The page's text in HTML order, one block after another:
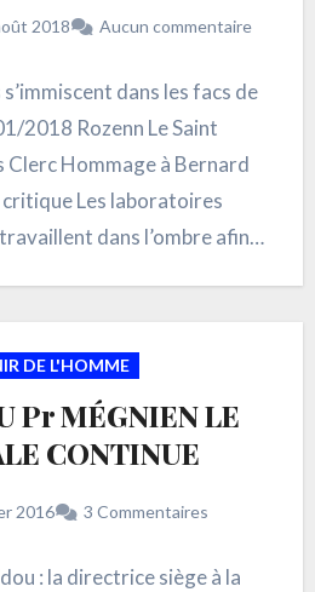
2018 Aucun commentaire
dans les facs de
2018 Rozenn Le Saint
Hommage à Bernard
Les laboratoires
dans l’ombre afin
DE L'HOMME
Pr MÉGNIEN LE
CONTINUE
2016 3 Commentaires
: la directrice siège à la